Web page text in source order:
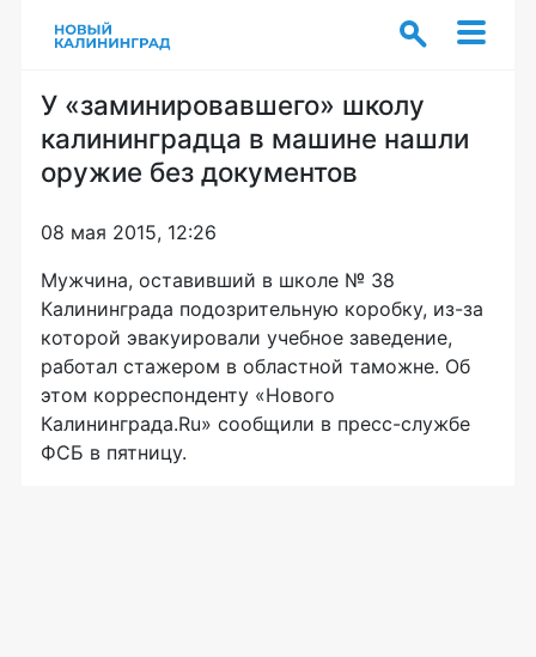
У «заминировавшего» школу
калининградца в машине нашли
оружие без документов
08 мая 2015, 12:26
Мужчина, оставивший в школе № 38
Калининграда подозрительную коробку, из-за
которой эвакуировали учебное заведение,
работал стажером в областной таможне. Об
этом корреспонденту «Нового
Калининграда.Ru» сообщили в пресс-службе
ФСБ в пятницу.